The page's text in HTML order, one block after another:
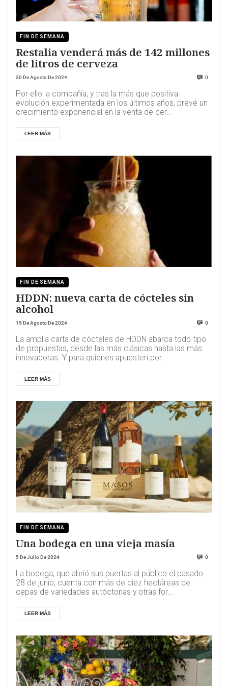
FIN DE SEMANA
Restalia venderá más de 142 millones
de litros de cerveza
30 De Agosto De 2024 0
Por ello la compañía, y tras la más que positiva
evolución experimentada en los últimos años, prevé un
crecimiento exponencial en la venta de cer...
LEER MÁS
FIN DE SEMANA
HDDN: nueva carta de cócteles sin
alcohol
15 De Agosto De 2024 0
La amplia carta de cócteles de HDDN abarca todo tipo
de propuestas, desde las más clásicas hasta las más
innovadoras. Y para quienes apuesten por...
LEER MÁS
FIN DE SEMANA
Una bodega en una vieja masía
5 De Julio De 2024 0
La bodega, que abrió sus puertas al público el pasado
28 de junio, cuenta con más de diez hectáreas de
cepas de variedades autóctonas y otras for...
LEER MÁS